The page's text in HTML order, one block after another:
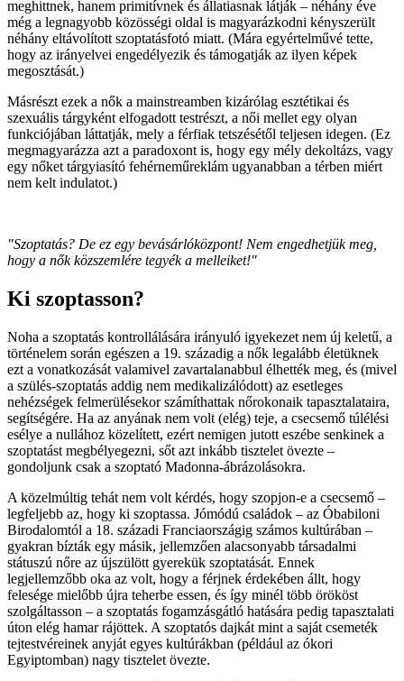
meghittnek, hanem primitívnek és állatiasnak látják – néhány éve
még a legnagyobb közösségi oldal is magyarázkodni kényszerült
néhány eltávolított szoptatásfotó miatt. (Mára egyértelművé tette,
hogy az irányelvei engedélyezik és támogatják az ilyen képek
megosztását.)
Másrészt ezek a nők a mainstreamben kizárólag esztétikai és
szexuális tárgyként elfogadott testrészt, a női mellet egy olyan
funkciójában láttatják, mely a férfiak tetszésétől teljesen idegen. (Ez
megmagyarázza azt a paradoxont is, hogy egy mély dekoltázs, vagy
egy nőket tárgyiasító fehérneműreklám ugyanabban a térben miért
nem kelt indulatot.)
"Szoptatás? De ez egy bevásárlóközpont! Nem engedhetjük meg,
hogy a nők közszemlére tegyék a melleiket!"
Ki szoptasson?
Noha a szoptatás kontrollálására irányuló igyekezet nem új keletű, a
történelem során egészen a 19. századig a nők legalább életüknek
ezt a vonatkozását valamivel zavartalanabbul élhették meg, és (mivel
a szülés-szoptatás addig nem medikalizálódott) az esetleges
nehézségek felmerülésekor számíthattak nőrokonaik tapasztalataira,
segítségére. Ha az anyának nem volt (elég) teje, a csecsemő túlélési
esélye a nullához közelített, ezért nemigen jutott eszébe senkinek a
szoptatást megbélyegezni, sőt azt inkább tisztelet övezte –
gondoljunk csak a szoptató Madonna-ábrázolásokra.
A közelmúltig tehát nem volt kérdés, hogy szopjon-e a csecsemő –
legfeljebb az, hogy ki szoptassa. Jómódú családok – az Óbabiloni
Birodalomtól a 18. századi Franciaországig számos kultúrában –
gyakran bízták egy másik, jellemzően alacsonyabb társadalmi
státuszú nőre az újszülött gyerekük szoptatását. Ennek
legjellemzőbb oka az volt, hogy a férjnek érdekében állt, hogy
felesége mielőbb újra teherbe essen, és így minél több örököst
szolgáltasson – a szoptatás fogamzásgátló hatására pedig tapasztalati
úton elég hamar rájöttek. A szoptatós dajkát mint a saját csemeték
tejtestvéreinek anyját egyes kultúrákban (például az ókori
Egyiptomban) nagy tisztelet övezte.